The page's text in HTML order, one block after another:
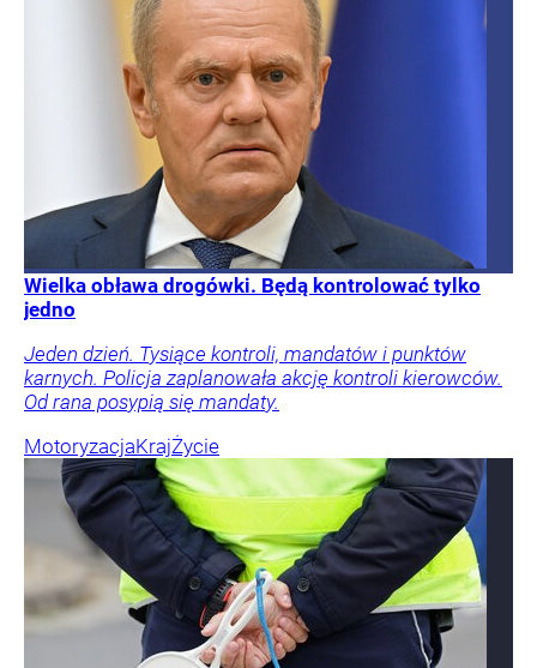
Wielka obława drogówki. Będą kontrolować tylko
jedno
Jeden dzień. Tysiące kontroli, mandatów i punktów
karnych. Policja zaplanowała akcję kontroli kierowców.
Od rana posypią się mandaty.
MotoryzacjaKrajŻycie